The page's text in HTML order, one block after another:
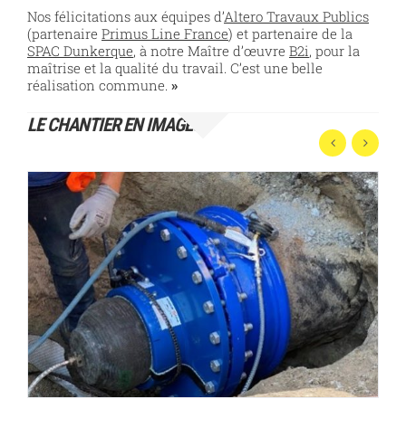
Nos félicitations aux équipes d’Altero Travaux Publics
(partenaire Primus Line France) et partenaire de la
SPAC Dunkerque, à notre Maître d’œuvre B2i, pour la
maîtrise et la qualité du travail. C’est une belle
réalisation commune. »
LE CHANTIER EN IMAGES